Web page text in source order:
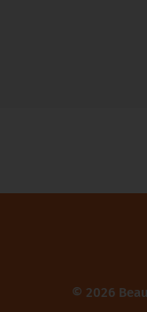
© 2026